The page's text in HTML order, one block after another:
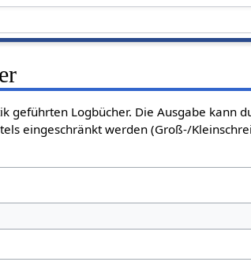
Logbücher. Die Ausgabe kann
eingeschränkt werden (Groß-/